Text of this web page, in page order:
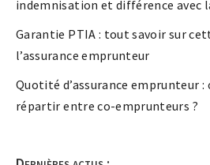
indemnisation et différence avec
Garantie PTIA : tout savoir sur
l’assurance emprunteur
Quotité d’assurance emprunteur
répartir entre co-emprunteurs ?